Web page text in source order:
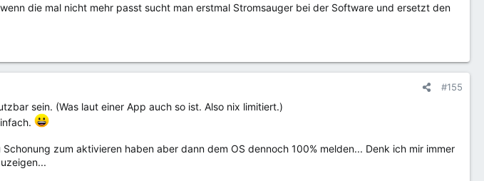
die mal nicht mehr passt sucht man erstmal Stromsauger bei der Software und ersetzt den
#155
sein. (Was laut einer App auch so ist. Also nix limitiert.)
zum aktivieren haben aber dann dem OS dennoch 100% melden... Denk ich mir immer